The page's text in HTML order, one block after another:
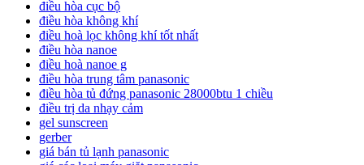
điều hòa cục bộ
điều hòa không khí
điều hoà lọc không khí tốt nhất
điều hòa nanoe
điều hoà nanoe g
điều hòa trung tâm panasonic
điều hòa tủ đứng panasonic 28000btu 1 chiều
điều trị da nhạy cảm
gel sunscreen
gerber
giá bán tủ lạnh panasonic